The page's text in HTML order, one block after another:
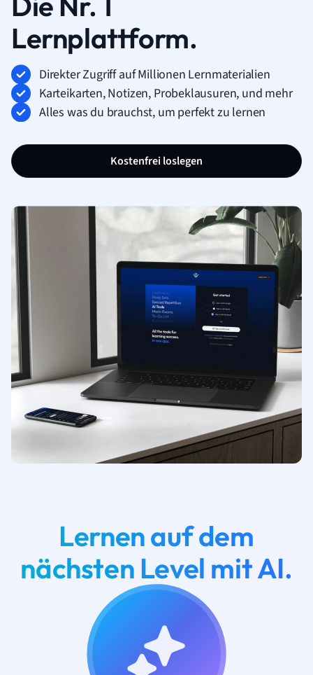
Lernplattform.
Direkter Zugriff auf Millionen Lernmaterialien
Karteikarten, Notizen, Probeklausuren, und mehr
Alles was du brauchst, um perfekt zu lernen
Kostenfrei loslegen
Lernen auf dem
nächsten Level mit AI.